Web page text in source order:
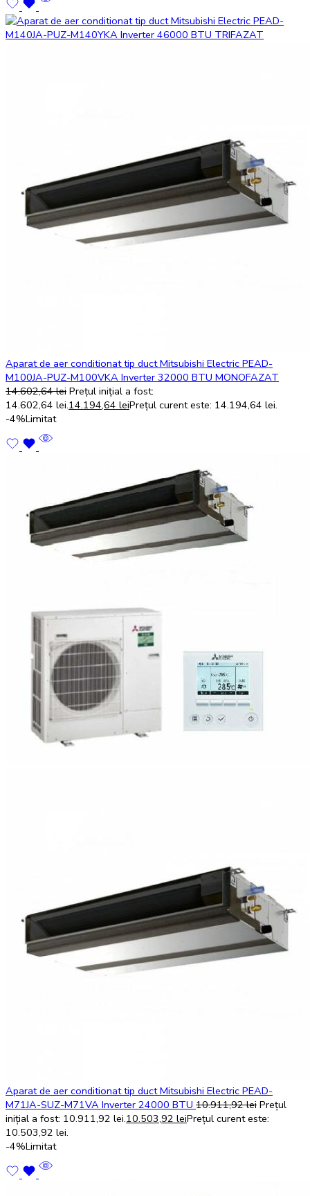
Aparat de aer conditionat tip duct Mitsubishi Electric PEAD-
M100JA-PUZ-M100VKA Inverter 32000 BTU MONOFAZAT
14.602,64lei Prețul inițial a fost:
14.602,64 lei.14.194,64 leiPrețul curent este: 14.194,64 lei.
-4%Limitat
Aparat de aer conditionat tip duct Mitsubishi Electric PEAD-
M71JA-SUZ-M71VA Inverter 24000 BTU 10.911,92lei Prețul
inițial a fost: 10.911,92 lei.10.503,92 leiPrețul curent este:
10.503,92 lei.
-4%Limitat